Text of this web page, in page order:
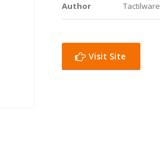
Author Tactilware
Visit Site